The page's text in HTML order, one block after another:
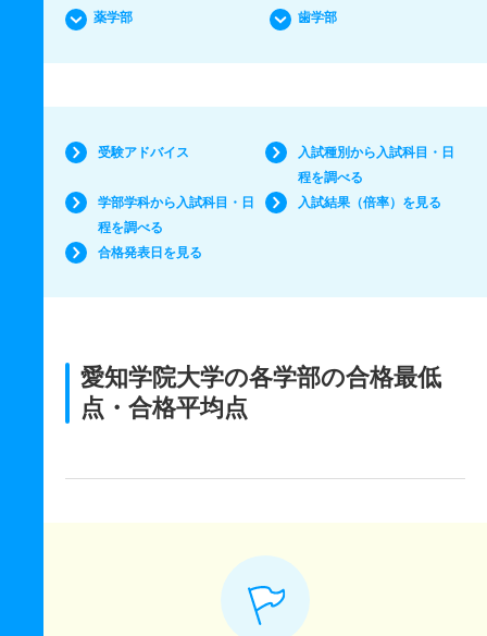
薬学部 歯学部
受験アドバイス
入試種別から入試科目・日
程を調べる
学部学科から入試科目・日
程を調べる
入試結果（倍率）を見る
合格発表日を見る
愛知学院大学の各学部の合格最低
点・合格平均点